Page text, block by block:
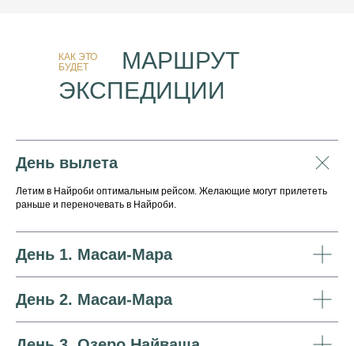
МАРШРУТ
ЭКСПЕДИЦИИ
КАК ЭТО
БУДЕТ
День вылета
Летим в Найроби оптимальным рейсом. Желающие могут прилететь
раньше и переночевать в Найроби.
День 1. Масаи-Мара
День 2. Масаи-Мара